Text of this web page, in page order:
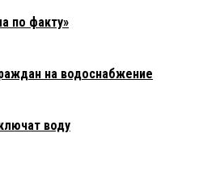
по факту»
на водоснабжение
воду